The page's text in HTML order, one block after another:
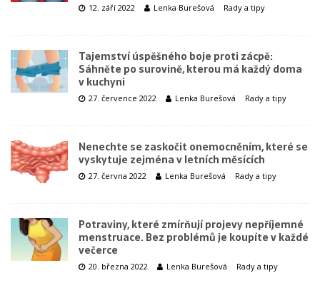
12. září 2022 Lenka Burešová Rady a tipy
Tajemství úspěšného boje proti zácpě:
Sáhněte po surovině, kterou má každý doma
v kuchyni
27. července 2022 Lenka Burešová Rady a tipy
Nenechte se zaskočit onemocněním, které se
vyskytuje zejména v letních měsících
27. června 2022 Lenka Burešová Rady a tipy
Potraviny, které zmírňují projevy nepříjemné
menstruace. Bez problémů je koupíte v každé
večerce
20. března 2022 Lenka Burešová Rady a tipy